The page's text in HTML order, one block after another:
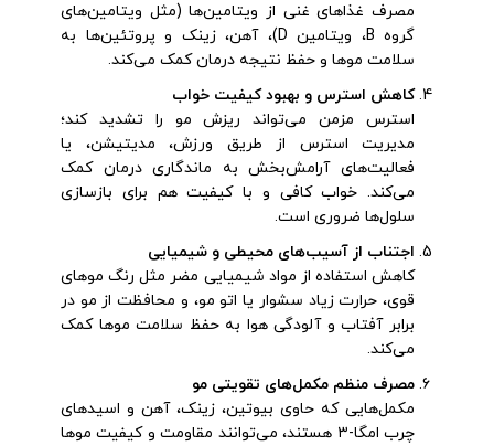
مصرف غذاهای غنی از ویتامین‌ها (مثل ویتامین‌های
گروه B، ویتامین D)، آهن، زینک و پروتئین‌ها به
سلامت موها و حفظ نتیجه درمان کمک می‌کند.
کاهش استرس و بهبود کیفیت خواب
استرس مزمن می‌تواند ریزش مو را تشدید کند؛
مدیریت استرس از طریق ورزش، مدیتیشن، یا
فعالیت‌های آرامش‌بخش به ماندگاری درمان کمک
می‌کند. خواب کافی و با کیفیت هم برای بازسازی
سلول‌ها ضروری است.
اجتناب از آسیب‌های محیطی و شیمیایی
کاهش استفاده از مواد شیمیایی مضر مثل رنگ موهای
قوی، حرارت زیاد سشوار یا اتو مو، و محافظت از مو در
برابر آفتاب و آلودگی هوا به حفظ سلامت موها کمک
می‌کند.
مصرف منظم مکمل‌های تقویتی مو
مکمل‌هایی که حاوی بیوتین، زینک، آهن و اسیدهای
چرب امگا-۳ هستند، می‌توانند مقاومت و کیفیت موها